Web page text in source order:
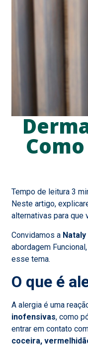
Neste artigo,
alternativas para que
Convidamos a
abordagem
esse tema.
O que é
A alergia é uma
inofensivas, como
entrar em contato
coceira,